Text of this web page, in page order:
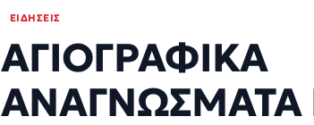
ΕΙΔΉΣΕΙΣ
ΑΓΙΟΓΡΑΦΙΚΑ
ΑΝΑΓΝΩΣΜΑΤΑ